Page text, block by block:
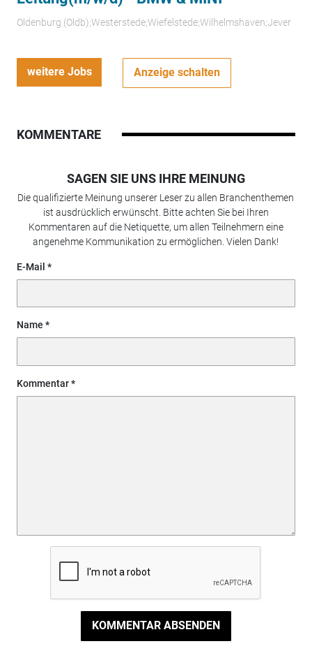
Oldenburg (Oldb);Westerstede;Wiefelstede;Wilhelmshaven;Jever
weitere Jobs Anzeige schalten
KOMMENTARE
SAGEN SIE UNS IHRE MEINUNG
Die qualifizierte Meinung unserer Leser zu allen Branchenthemen
ist ausdrücklich erwünscht. Bitte achten Sie bei Ihren
Kommentaren auf die Netiquette, um allen Teilnehmern eine
angenehme Kommunikation zu ermöglichen. Vielen Dank!
E-Mail
Name
Kommentar
KOMMENTAR ABSENDEN